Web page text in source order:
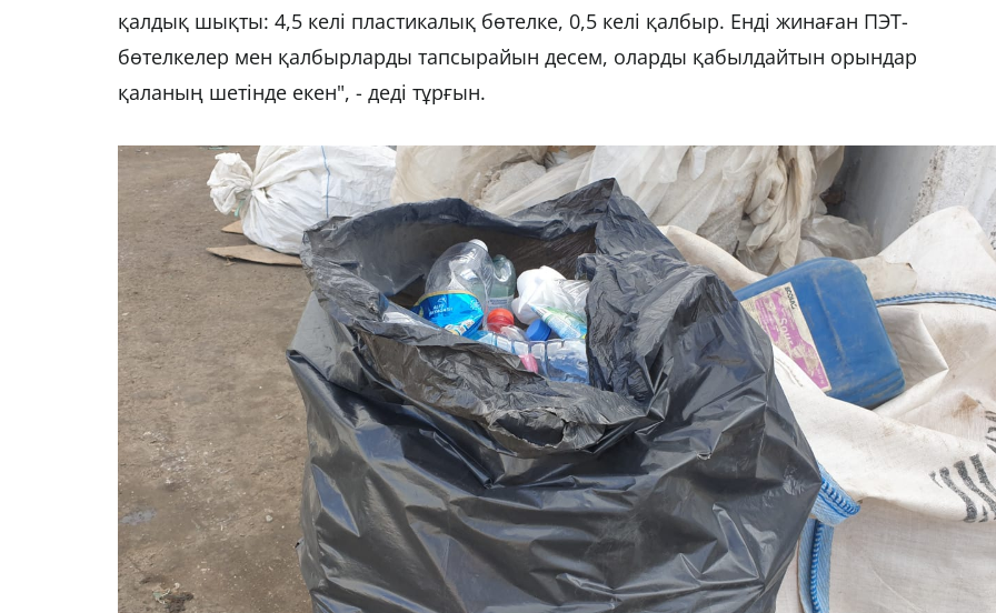
қалдық шықты: 4,5 келі пластикалық бөтелке, 0,5 келі қалбыр. Енді жинаған ПЭТ-
бөтелкелер мен қалбырларды тапсырайын десем, оларды қабылдайтын орындар
қаланың шетінде екен", - деді тұрғын.